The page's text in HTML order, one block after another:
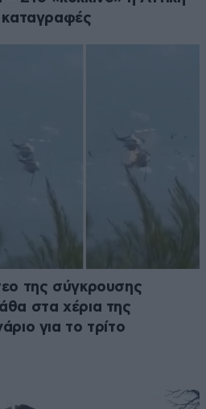
καταγραφές
της σύγκρουσης
στα χέρια της
για το τρίτο